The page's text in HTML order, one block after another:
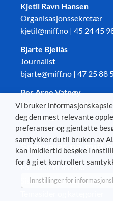
Kjetil Ravn Hansen
Organisasjonssekretær
kjetil@miff.no | 45 24 45
Bjarte Bjellås
Journalist
bjarte@miff.no | 47 25 88
Per Arne Vatnøy
Kommunikasjonsrådgiver
per.arne@miff.no
Snarveier på
Forsiden til miff.no
Siste artikler kronologisk
Vi bruker
deg den mest relevante
preferanser og gjentatte
samtykker du til bruken av
kan imidlertid besøke
for å gi et kontrollert
Innstillinger for